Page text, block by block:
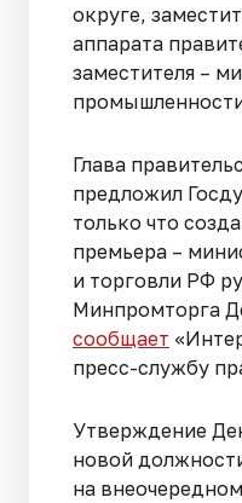
округе,
аппарата
заместителя –
Глава
предложил
только что
премьера –
и торговли РФ
Минпромторга
сообщает
пресс-службу
Утверждение
новой
на